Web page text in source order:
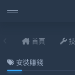
首頁
安裝賺錢